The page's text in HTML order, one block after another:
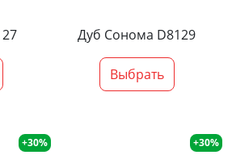
Дуб Сонома D8129
Выбрать
+30% +30%